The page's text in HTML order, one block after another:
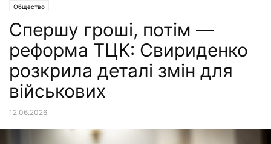
Общество
Спершу гроші, потім —
реформа ТЦК: Свириденко
розкрила деталі змін для
військових
12.06.2026